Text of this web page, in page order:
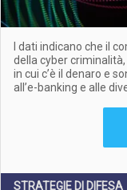
I dati indicano che il
della cyber
in cui c’è il denaro e
all’e-banking e alle
STRATEGIE DI DIFESA